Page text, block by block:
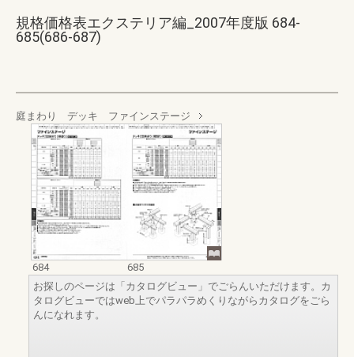
規格価格表エクステリア編_2007年度版 684-
685(686-687)
庭まわり デッキ ファインステージ
684
685
お探しのページは「カタログビュー」でごらんいただけます。カ
タログビューではweb上でパラパラめくりながらカタログをごら
んになれます。